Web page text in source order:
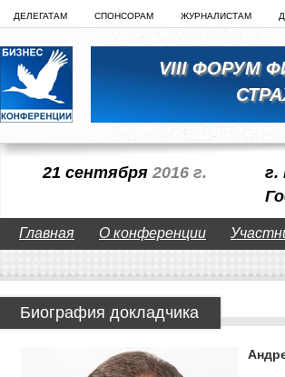
ДЕЛЕГАТАМ СПОНСОРАМ ЖУРНАЛИСТАМ
VIII ФОРУМ
21 сентября 2016 г.
г.
Главная О конференции
Биография докладчика